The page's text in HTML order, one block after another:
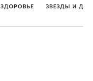
ЗДОРОВЬЕ ЗВЕЗДЫ И